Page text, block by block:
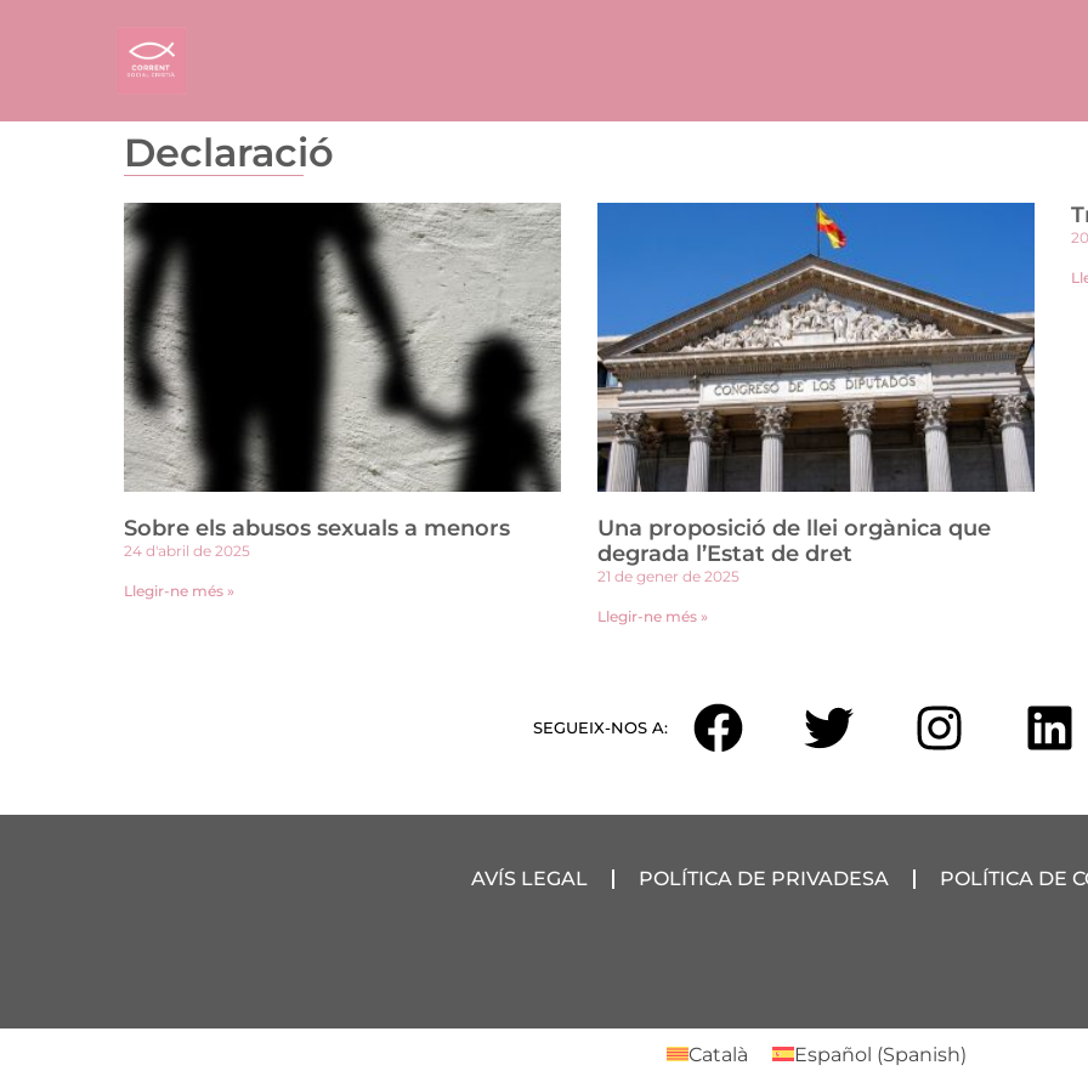
Declaració
Sobre els abusos sexuals a menors
24 d'abril de 2025
Llegir-ne més »
Una proposició de llei orgànica que
degrada l’Estat de dret
21 de gener de 2025
Llegir-ne més »
SEGUEIX-NOS A:
AVÍS LEGAL POLÍTICA DE PRIVADESA POLÍTICA DE
Català Español (Spanish)